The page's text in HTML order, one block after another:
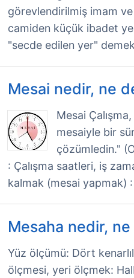
görevlendirilmiş imam
camiden küçük ibadet
"secde edilen yer"
Mesai nedir, ne
Mesai
mesaiyle bir
çözümledin."
: Çalışma saatleri, iş
kalmak (mesai yapmak)
Mesaha nedir,
Yüz ölçümü: Dört
ölçmesi, yeri ölçmek: